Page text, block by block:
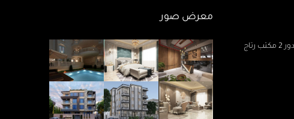
معرض صور